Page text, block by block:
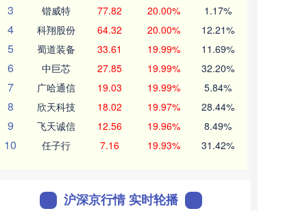
3 锴威特 77.82 20.00% 1.17%
4 科翔股份 64.32 20.00% 12.21%
5 蜀道装备 33.61 19.99% 11.69%
6 中巨芯 27.85 19.99% 32.20%
7 广哈通信 19.03 19.99% 5.84%
8 欣天科技 18.02 19.97% 28.44%
9 飞天诚信 12.56 19.96% 8.49%
10 任子行 7.16 19.93% 31.42%
沪深京行情 实时轮播